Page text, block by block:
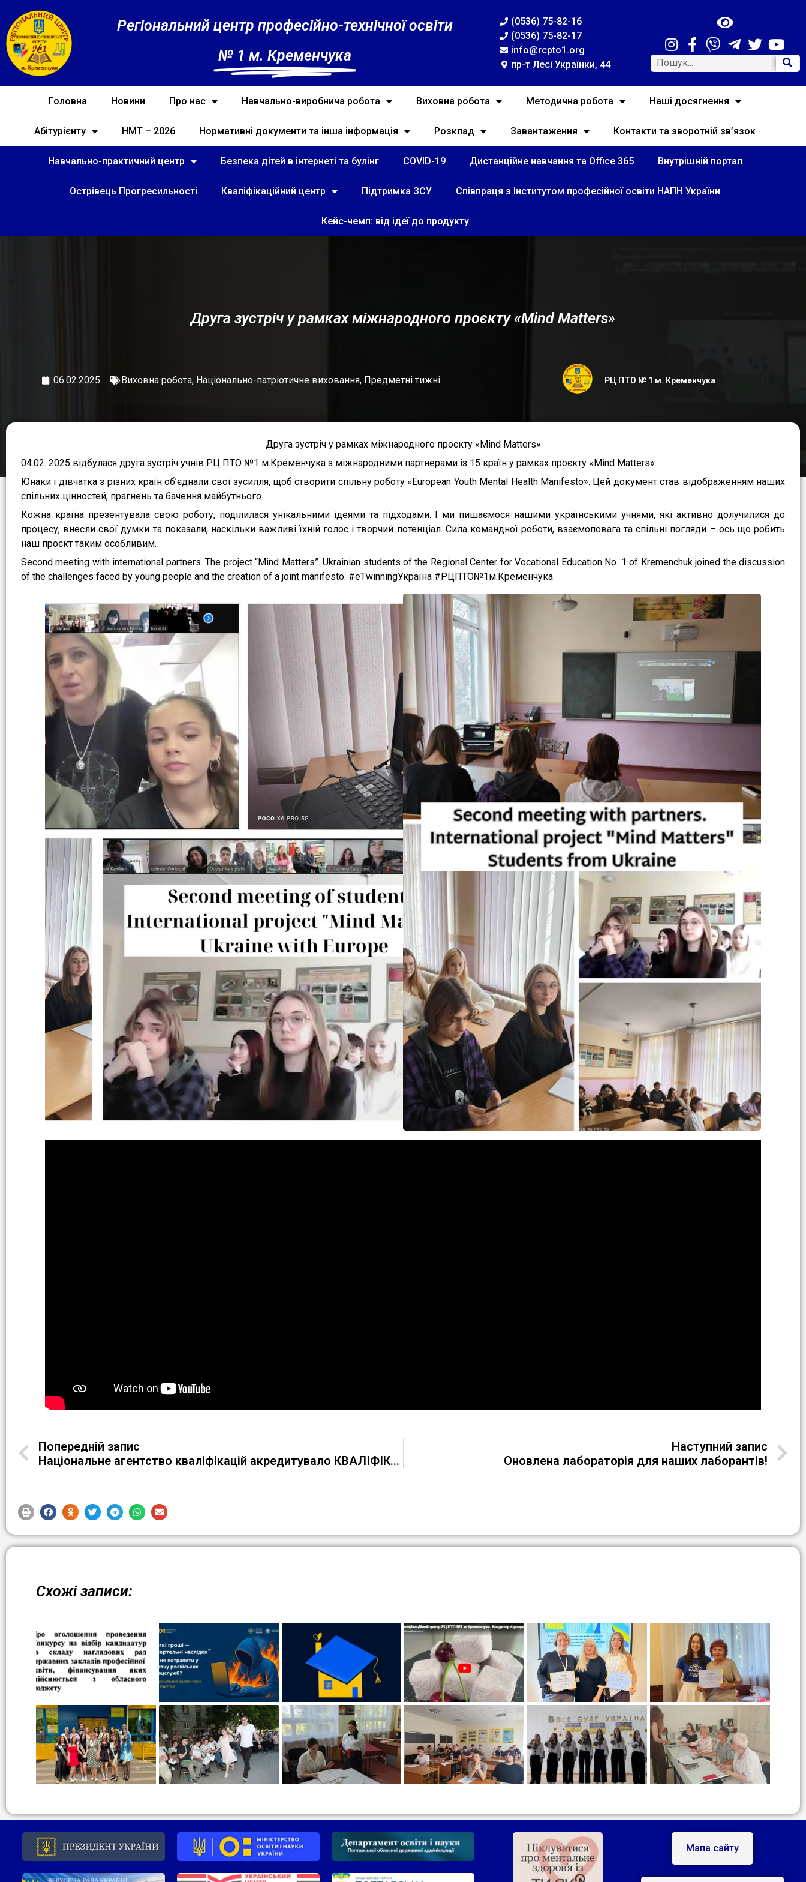
Регіональний центр професійно-технічної освіти
№ 1 м. Кременчука
(0536) 75-82-16
(0536) 75-82-17
info@rcpto1.org
пр-т Лесі Українки, 44
Головна Новини Про нас Навчально-виробнича робота Виховна робота Методична робота Наші досягнення
Абітурієнту НМТ – 2026 Нормативні документи та інша інформація Розклад Завантаження Контакти та зворотній зв’язок
Навчально-практичний центр Безпека дітей в інтернеті та булінг COVID-19 Дистанційне навчання та Office 365 Внутрішній портал
Острівець Прогресильності Кваліфікаційний центр Підтримка ЗСУ Співпраця з Інститутом професійної освіти НАПН України
Кейс-чемп: від ідеї до продукту
Друга зустріч у рамках міжнародного проєкту «Mind Matters»
06.02.2025 Виховна робота, Національно-патріотичне виховання, Предметні тижні РЦ ПТО № 1 м. Кременчука
Друга зустріч у рамках міжнародного проєкту «Mind Matters»
04.02. 2025 відбулася друга зустріч учнів РЦ ПТО №1 м.Кременчука з міжнародними партнерами із 15 країн у рамках проєкту «Mind Matters».
Юнаки і дівчатка з різних країн об’єднали свої зусилля, щоб створити спільну роботу «European Youth Mental Health Manifesto». Цей документ став відображенням наших
спільних цінностей, прагнень та бачення майбутнього.
Кожна країна презентувала свою роботу, поділилася унікальними ідеями та підходами. І ми пишаємося нашими українськими учнями, які активно долучилися до
процесу, внесли свої думки та показали, наскільки важливі їхній голос і творчий потенціал. Сила командної роботи, взаємоповага та спільні погляди – ось що робить
наш проєкт таким особливим.
Second meeting with international partners. The project “Mind Matters”. Ukrainian students of the Regional Center for Vocational Education No. 1 of Kremenchuk joined the discussion
of the challenges faced by young people and the creation of a joint manifesto. #eTwinningУкраїна #РЦПТО№1м.Кременчука
Попередній запис
Національне агентство кваліфікацій акредитувало КВАЛІФІКАЦІЙНИЙ ЦЕНТР Регіонального центру професійно-технічної освіти №1 м. Кременчука!
Наступний запис
Оновлена лабораторія для наших лаборантів!
Схожі записи:
Мапа сайту